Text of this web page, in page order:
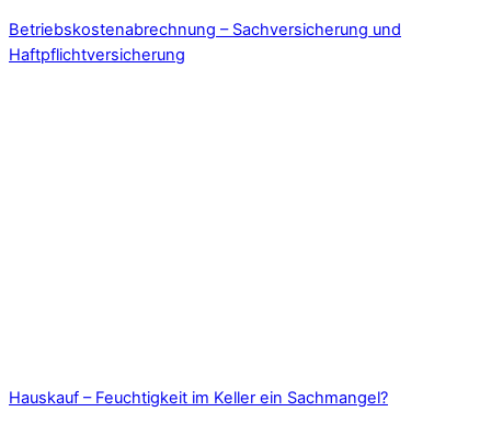
Betriebskostenabrechnung – Sachversicherung und
Haftpflichtversicherung
Hauskauf – Feuchtigkeit im Keller ein Sachmangel?